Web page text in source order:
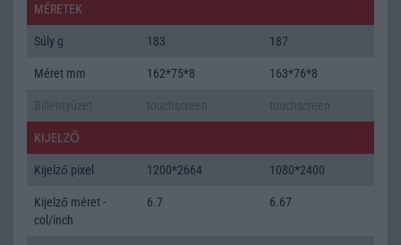
MÉRETEK
Súly g 183 187
Méret mm 162*75*8 163*76*8
KIJELZŐ
Kijelző pixel 1200*2664 1080*2400
Kijelző méret -
col/inch
6.7 6.67